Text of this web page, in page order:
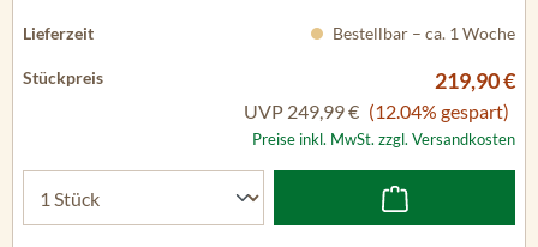
Bestellbar – ca. 1 Woche
219,90 €
UVP 249,99 € (12.04% gespart)
Preise inkl. MwSt. zzgl. Versandkosten